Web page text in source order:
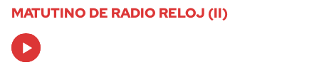
MATUTINO DE RADIO RELOJ (II)
Audio
Player